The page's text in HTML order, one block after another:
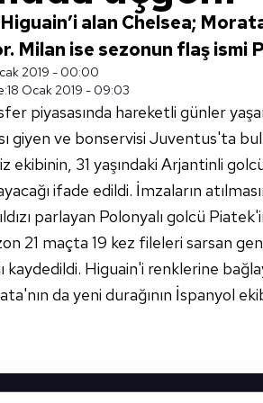
alan Chelsea;
Milan ise sezonun flaş ismi
2019 - 00:00
18 Ocak 2019 - 09:03
piyasasında hareketli günler
giyen ve bonservisi Juventus'ta
ekibinin, 31 yaşındaki Arjantinli
ifade edildi. İmzaların
parlayan Polonyalı golcü
21 maçta 19 kez fileleri sarsan
kaydedildi. Higuain'i renklerine
da yeni durağının İspanyol